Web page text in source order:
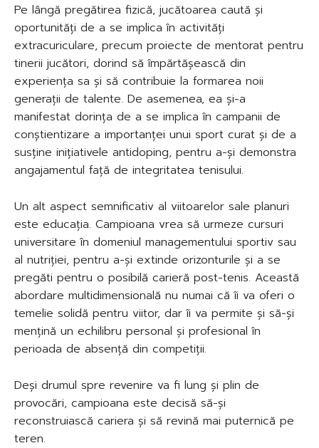
Pe lângă pregătirea fizică, jucătoarea caută și
oportunități de a se implica în activități
extracuriculare, precum proiecte de mentorat pentru
tinerii jucători, dorind să împărtășească din
experiența sa și să contribuie la formarea noii
generații de talente. De asemenea, ea și-a
manifestat dorința de a se implica în campanii de
conștientizare a importanței unui sport curat și de a
susține inițiativele antidoping, pentru a-și demonstra
angajamentul față de integritatea tenisului.
Un alt aspect semnificativ al viitoarelor sale planuri
este educația. Campioana vrea să urmeze cursuri
universitare în domeniul managementului sportiv sau
al nutriției, pentru a-și extinde orizonturile și a se
pregăti pentru o posibilă carieră post-tenis. Această
abordare multidimensională nu numai că îi va oferi o
temelie solidă pentru viitor, dar îi va permite și să-și
mențină un echilibru personal și profesional în
perioada de absență din competiții.
Deși drumul spre revenire va fi lung și plin de
provocări, campioana este decisă să-și
reconstruiască cariera și să revină mai puternică pe
teren.